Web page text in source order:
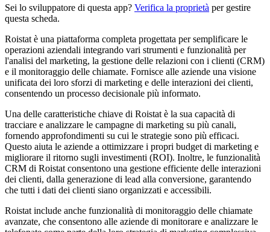
Sei lo sviluppatore di questa app? Verifica la proprietà per gestire
questa scheda.
Roistat è una piattaforma completa progettata per semplificare le
operazioni aziendali integrando vari strumenti e funzionalità per
l'analisi del marketing, la gestione delle relazioni con i clienti (CRM)
e il monitoraggio delle chiamate. Fornisce alle aziende una visione
unificata dei loro sforzi di marketing e delle interazioni dei clienti,
consentendo un processo decisionale più informato.
Una delle caratteristiche chiave di Roistat è la sua capacità di
tracciare e analizzare le campagne di marketing su più canali,
fornendo approfondimenti su cui le strategie sono più efficaci.
Questo aiuta le aziende a ottimizzare i propri budget di marketing e
migliorare il ritorno sugli investimenti (ROI). Inoltre, le funzionalità
CRM di Roistat consentono una gestione efficiente delle interazioni
dei clienti, dalla generazione di lead alla conversione, garantendo
che tutti i dati dei clienti siano organizzati e accessibili.
Roistat include anche funzionalità di monitoraggio delle chiamate
avanzate, che consentono alle aziende di monitorare e analizzare le